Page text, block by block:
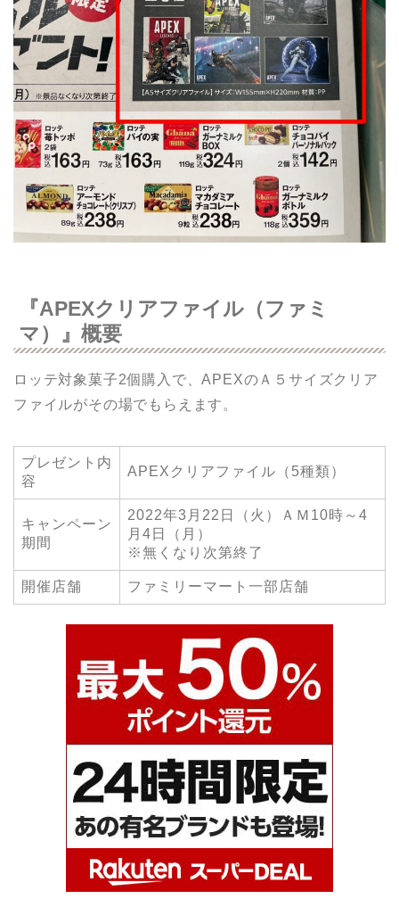
『APEXクリアファイル（ファミ
マ）』概要
ロッテ対象菓子2個購入で、APEXのＡ５サイズクリア
ファイルがその場でもらえます。
プレゼント内
容
APEXクリアファイル（5種類）
キャンペーン
期間
2022年3月22日（火）ＡＭ10時～4
月4日（月）
※無くなり次第終了
開催店舗 ファミリーマート一部店舗